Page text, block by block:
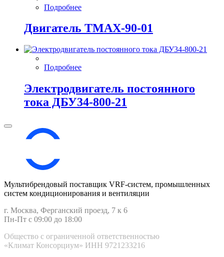
Подробнее
Двигатель ТМАХ-90-01
Подробнее
Электродвигатель постоянного
тока ДБУ34‑800‑21
Мультибрендовый поставщик VRF-cистем, промышленных
систем кондиционирования и вентиляции
г. Москва, Ферганский проезд, 7 к 6
Пн-Пт с 09:00 до 18:00
Общество с ограниченной ответственностью
«Климат Консорциум» ИНН 9721233216